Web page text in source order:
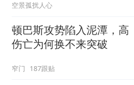
空景孤扰人心
顿巴斯攻势陷入泥潭，高
伤亡为何换不来突破
窄门 187跟贴